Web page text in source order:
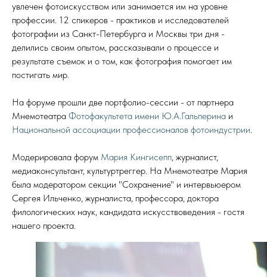
увлечен фотоискусством или занимается им на уровне
профессии. 12 спикеров - практиков и исследователей
фотографии из Санкт-Петербурга и Москвы три дня -
делились своим опытом, рассказывали о процессе и
результате съемок и о том, как фотография помогает им
постигать мир.
На форуме прошли две портфолио-сессии - от партнера
Мнемотеатра Фотофакультета имени Ю.А.Гальперина и
Национальной ассоциации профессионалов фотоиндустрии.
Модерировала форум Мария Кингисепп, журналист,
медиаконсультант, культуртреггер. На Мнемотеатре Мария
была модератором секции "Сохранение" и интервьюером
Сергея Ильченко, журналиста, профессора, доктора
филологических наук, кандидата искусствоведения - гостя
нашего проекта.